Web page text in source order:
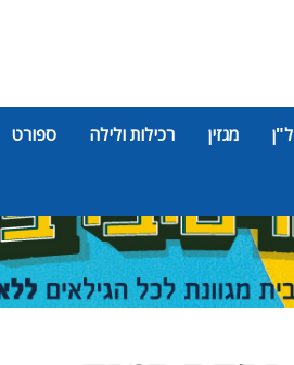
מגזין רכילות ולילה ספורט